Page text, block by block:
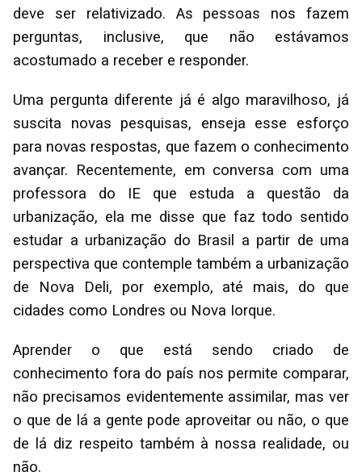
deve ser relativizado. As pessoas nos fazem
perguntas, inclusive, que não estávamos
acostumado a receber e responder.
Uma pergunta diferente já é algo maravilhoso, já
suscita novas pesquisas, enseja esse esforço
para novas respostas, que fazem o conhecimento
avançar. Recentemente, em conversa com uma
professora do IE que estuda a questão da
urbanização, ela me disse que faz todo sentido
estudar a urbanização do Brasil a partir de uma
perspectiva que contemple também a urbanização
de Nova Deli, por exemplo, até mais, do que
cidades como Londres ou Nova Iorque.
Aprender o que está sendo criado de
conhecimento fora do país nos permite comparar,
não precisamos evidentemente assimilar, mas ver
o que de lá a gente pode aproveitar ou não, o que
de lá diz respeito também à nossa realidade, ou
não.